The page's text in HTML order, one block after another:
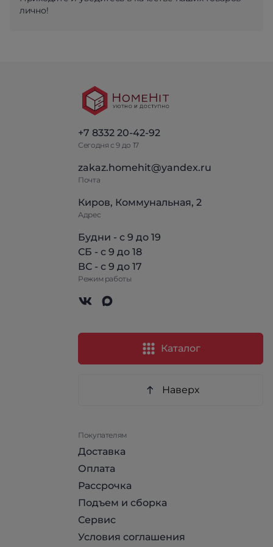
лично!
+7 8332 20-42-92
Сегодня с 9 до 17
zakaz.homehit@yandex.ru
Почта
Киров, Коммунальная, 2
Адрес
Будни - с 9 до 19
СБ - с 9 до 18
ВС - с 9 до 17
Режим работы
Каталог
Наверх
Покупателям
Доставка
Оплата
Рассрочка
Подъем и сборка
Сервис
Условия соглашения